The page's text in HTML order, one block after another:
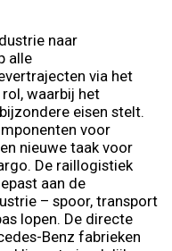
naar
alle
via het
waarbij het
eisen stelt.
voor
nieuwe taak voor
De raillogistiek
aan de
– spoor, transport
lopen. De directe
Benz fabrieken